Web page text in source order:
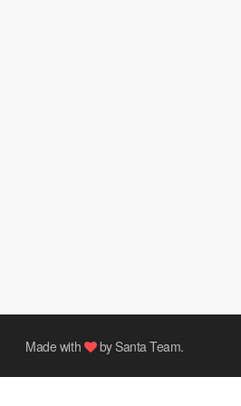
Made with by Santa Team.